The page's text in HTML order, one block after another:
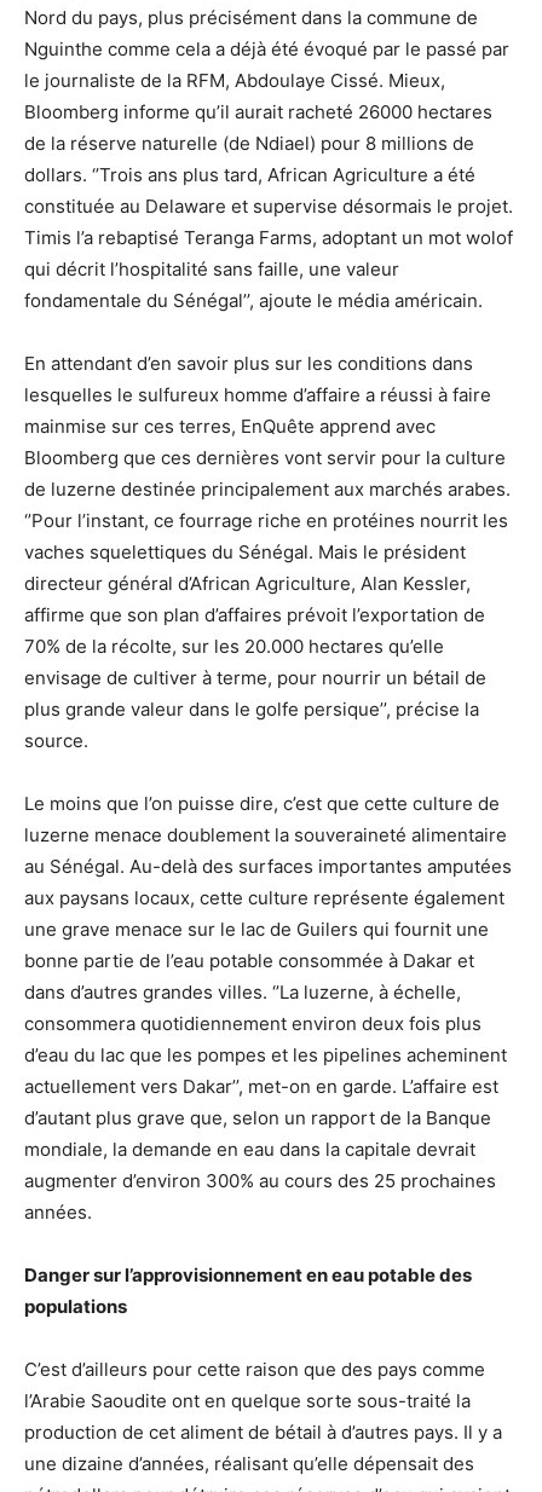
Nord du pays, plus précisément dans la commune de
Nguinthe comme cela a déjà été évoqué par le passé par
le journaliste de la RFM, Abdoulaye Cissé. Mieux,
Bloomberg informe qu’il aurait racheté 26000 hectares
de la réserve naturelle (de Ndiael) pour 8 millions de
dollars. ‘’Trois ans plus tard, African Agriculture a été
constituée au Delaware et supervise désormais le projet.
Timis l’a rebaptisé Teranga Farms, adoptant un mot wolof
qui décrit l’hospitalité sans faille, une valeur
fondamentale du Sénégal’’, ajoute le média américain.
En attendant d’en savoir plus sur les conditions dans
lesquelles le sulfureux homme d’affaire a réussi à faire
mainmise sur ces terres, EnQuête apprend avec
Bloomberg que ces dernières vont servir pour la culture
de luzerne destinée principalement aux marchés arabes.
‘’Pour l’instant, ce fourrage riche en protéines nourrit les
vaches squelettiques du Sénégal. Mais le président
directeur général d’African Agriculture, Alan Kessler,
affirme que son plan d’affaires prévoit l’exportation de
70% de la récolte, sur les 20.000 hectares qu’elle
envisage de cultiver à terme, pour nourrir un bétail de
plus grande valeur dans le golfe persique’’, précise la
source.
Le moins que l’on puisse dire, c’est que cette culture de
luzerne menace doublement la souveraineté alimentaire
au Sénégal. Au-delà des surfaces importantes amputées
aux paysans locaux, cette culture représente également
une grave menace sur le lac de Guilers qui fournit une
bonne partie de l’eau potable consommée à Dakar et
dans d’autres grandes villes. ‘’La luzerne, à échelle,
consommera quotidiennement environ deux fois plus
d’eau du lac que les pompes et les pipelines acheminent
actuellement vers Dakar’’, met-on en garde. L’affaire est
d’autant plus grave que, selon un rapport de la Banque
mondiale, la demande en eau dans la capitale devrait
augmenter d’environ 300% au cours des 25 prochaines
années.
Danger sur l’approvisionnement en eau potable des
populations
C’est d’ailleurs pour cette raison que des pays comme
l’Arabie Saoudite ont en quelque sorte sous-traité la
production de cet aliment de bétail à d’autres pays. Il y a
une dizaine d’années, réalisant qu’elle dépensait des